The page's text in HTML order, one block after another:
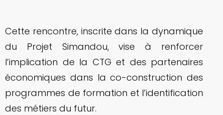
Cette rencontre, inscrite dans la dynamique
du Projet Simandou, vise à renforcer
l’implication de la CTG et des partenaires
économiques dans la co-construction des
programmes de formation et l’identification
des métiers du futur.